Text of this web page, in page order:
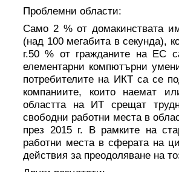
Проблемни области:
Само 2 % от домакинствата
(над 100 мегабита в секунда),
г.50 % от гражданите на ЕС
елементарни компютърни
потребителите на ИКТ са се
компаниите, които наемат
областта на ИТ срещат
свободни работни места в
през 2015 г. В рамките на
работни места в сферата на
действия за преодоляване на